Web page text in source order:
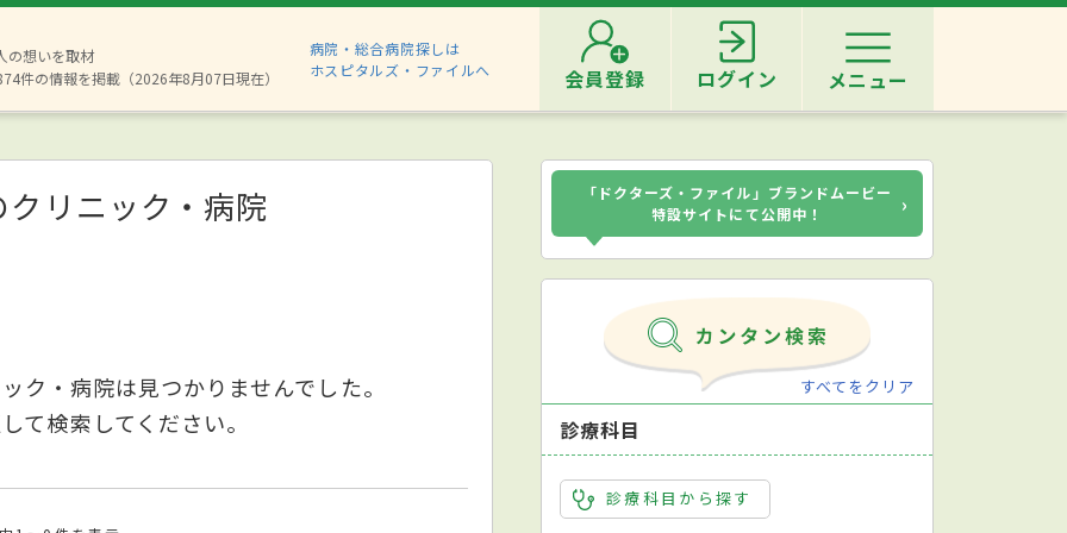
の想いを取材
件の情報を掲載（2026年8月07日現在）
病院・総合病院探しは
ホスピタルズ・ファイルへ
会員登録 ログイン メニュー
クリニック・病院
ク・病院は見つかりませんでした。
て検索してください。
「ドクターズ・ファイル」ブランドムービー
特設サイトにて公開中！
›
すべてをクリア
診療科目
診療科目から探す